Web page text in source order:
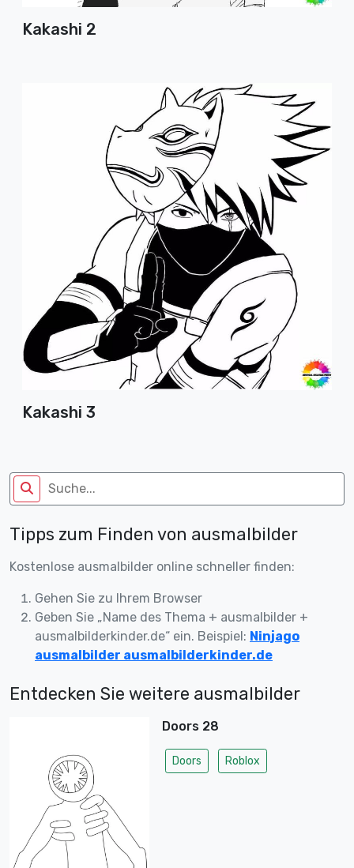
Kakashi 2
Kakashi 3
Tipps zum Finden von ausmalbilder
Kostenlose ausmalbilder online schneller finden:
Gehen Sie zu Ihrem Browser
Geben Sie „Name des Thema + ausmalbilder +
ausmalbilderkinder.de“ ein. Beispiel: Ninjago
ausmalbilder ausmalbilderkinder.de
Entdecken Sie weitere ausmalbilder
Doors 28
Doors Roblox